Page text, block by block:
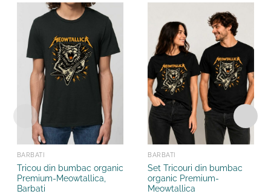
BARBATI
Tricou din bumbac organic
Premium-Meowtallica,
Barbati
BARBATI
Set Tricouri din bumbac
organic Premium-
Meowtallica